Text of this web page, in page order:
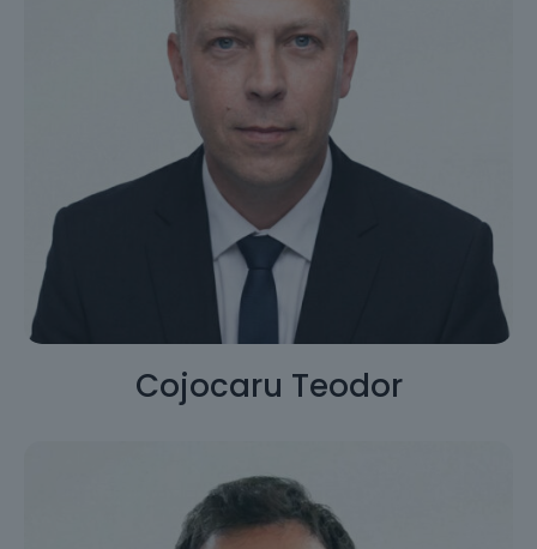
Cojocaru Teodor